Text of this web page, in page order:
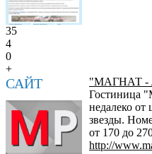
35
4
0
+
САЙТ
"МАГНАТ -
Гостиница
недалеко от
звезды.
от 170 до
http://